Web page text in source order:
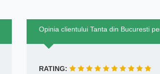
Opinia clientului Tanta din Bucuresti
RATING: